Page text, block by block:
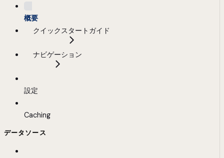
概要
クイックスタートガイド
ナビゲーション
設定
Caching
データソース